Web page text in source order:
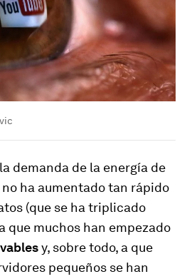
demanda de la energía de
ha aumentado tan rápido
(que se ha triplicado
que muchos han empezado
y, sobre todo, a que
pequeños se han